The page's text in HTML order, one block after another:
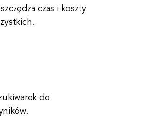
czas i koszty
do